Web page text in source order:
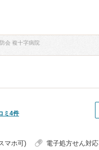
会 複十字病院
ミ 4件
マホ可)
電子処方せん対応